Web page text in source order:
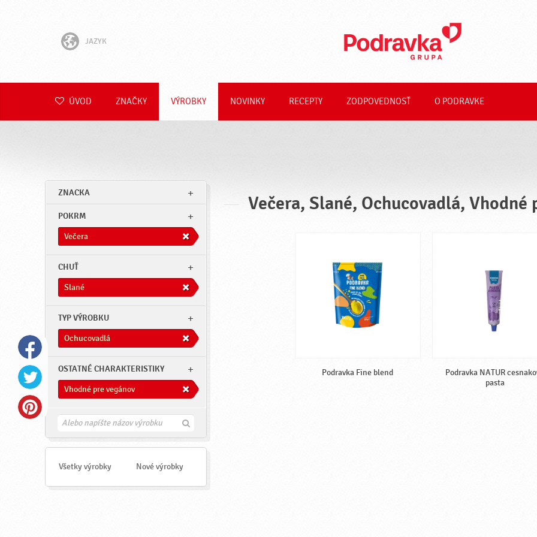
JAZYK
Hrvatski
Română
Deutsch
ÚVOD ZNAČKY VÝROBKY NOVINKY RECEPTY ZODPOVEDNOSŤ O PODRAVKE
ZNACKA
POKRM
Večera
CHUŤ
Slané
TYP VÝROBKU
Ochucovadlá
OSTATNÉ CHARAKTERISTIKY
Vhodné pre vegánov
H
a
Všetky výrobky Nové výrobky
Večera, Slané, Ochucovadlá, Vhodné
Podravka Fine blend
Podravka NATUR
pasta